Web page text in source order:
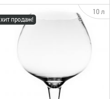
хит продаж!
10 л